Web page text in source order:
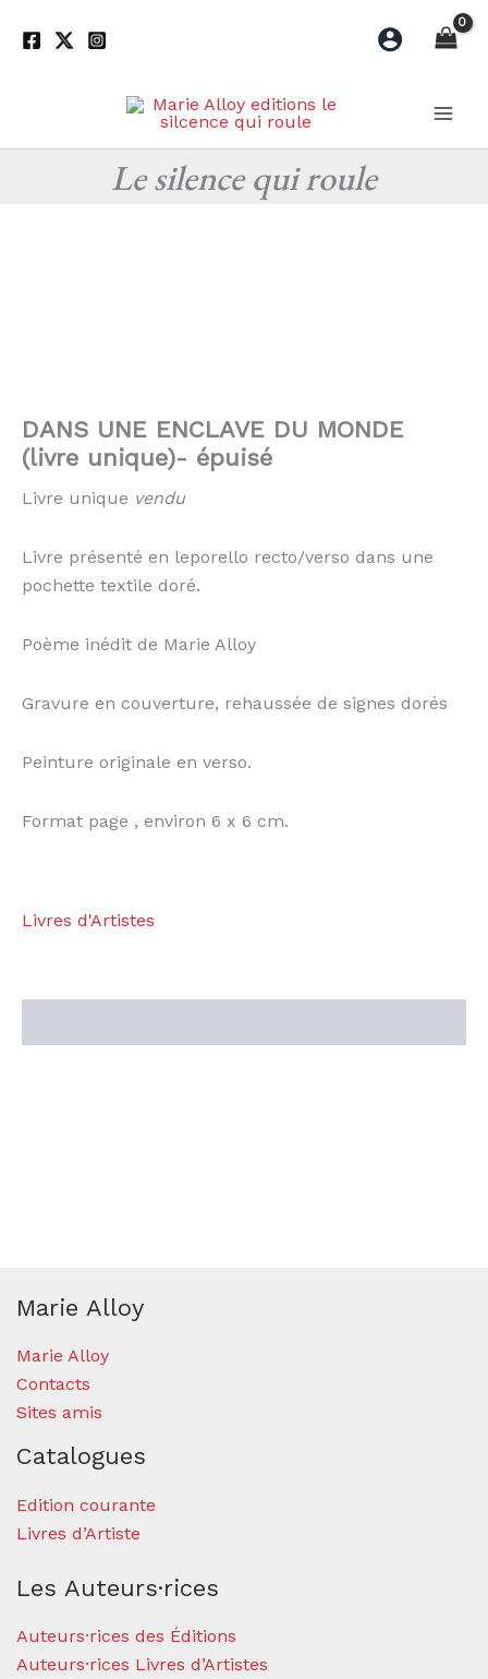
Le silence qui roule
DANS UNE ENCLAVE DU MONDE
(livre unique)- épuisé
Livre unique vendu
Livre présenté en leporello recto/verso dans une
pochette textile doré.
Poème inédit de Marie Alloy
Gravure en couverture, rehaussée de signes dorés
Peinture originale en verso.
Format page , environ 6 x 6 cm.
Livres d'Artistes
Marie Alloy
Marie Alloy
Contacts
Sites amis
Catalogues
Edition courante
Livres d’Artiste
Les Auteurs·rices
Auteurs·rices des Éditions
Auteurs·rices Livres d’Artistes